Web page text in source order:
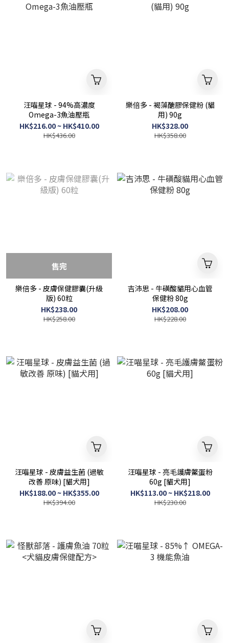
汪喵星球 - 94%高濃度
Omega-3魚油壓瓶
HK$216.00 ~ HK$410.00
HK$436.00
樂倍多 - 褐藻醣膠保健粉 (貓
用) 90g
HK$328.00
HK$358.00
售完
樂倍多 - 皮膚保健膠囊(升級
版) 60粒
HK$238.00
HK$258.00
吉沛思 - 牛磺酸貓用心血管
保健粉 80g
HK$208.00
HK$228.00
汪喵星球 - 皮膚益生菌 (過敏
改善 原味) [貓犬用]
HK$188.00 ~ HK$355.00
HK$394.00
汪喵星球 - 亮毛護膚鱉蛋粉
60g [貓犬用]
HK$113.00 ~ HK$218.00
HK$230.00